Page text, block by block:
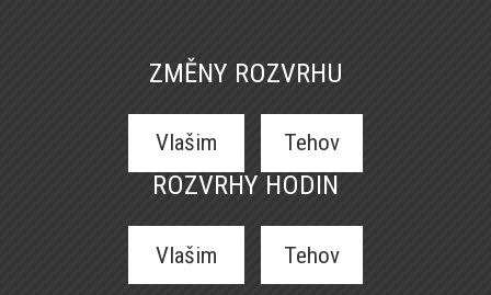
ZMĚNY ROZVRHU
Vlašim Tehov
ROZVRHY HODIN
Vlašim Tehov